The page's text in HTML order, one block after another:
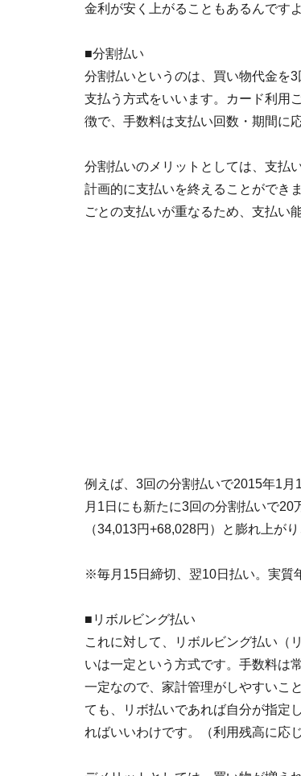
金利が安く上がることもあるんですよ
■分割払い
分割払いというのは、買い物代金を
支払う方式をいいます。カード利用
徴で、手数料は支払い回数・期間に
分割払いのメリットとしては、支払
計画的に支払いを終えることができ
ごとの支払いが重なるため、支払い
例えば、3回の分割払いで2015年1
月1日にも新たに3回の分割払いで
（34,013円+68,028円）と膨れ上が
※毎月15日締切、翌10日払い。実質
■リボルビング払い
これに対して、リボルビング払い（
いは一定という方式です。手数料は
一定なので、家計管理がしやすいこ
ても、リボ払いであれば自分が指定
ればいいわけです。（利用残高に応